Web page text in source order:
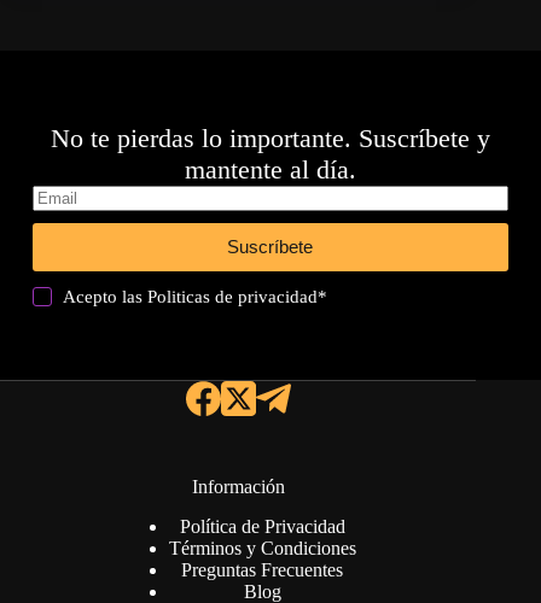
No te pierdas lo importante. Suscríbete y
mantente al día.
Suscríbete
Acepto lasPoliticas de privacidad*
Información
Política de Privacidad
Términos y Condiciones
Preguntas Frecuentes
Blog